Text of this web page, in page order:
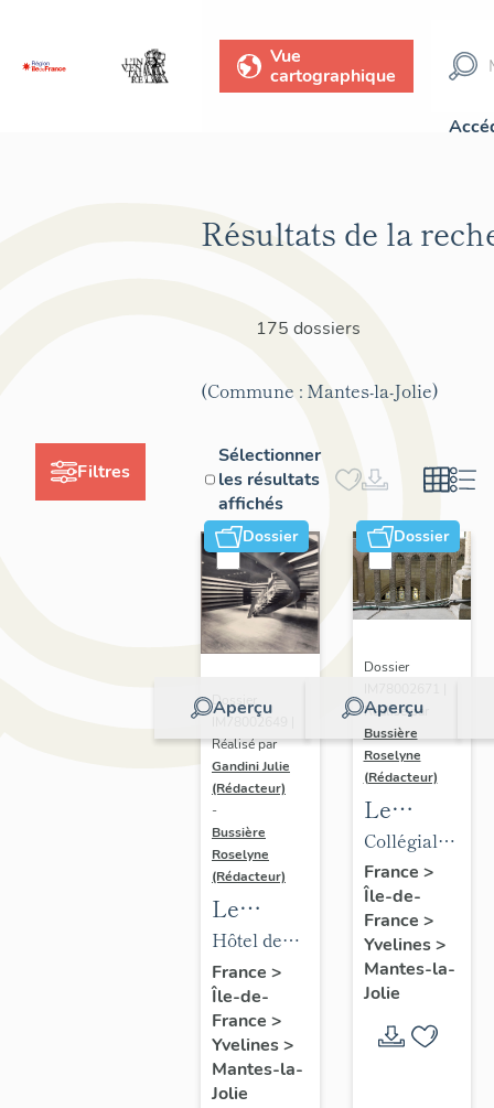
Vue
cartographique
Filtres
Résultats de la
175 dossiers
(Commune : Mantes-la-Jolie)
Sélectionner
les résultats
affichés
Dossier
Aperçu
Dossier
IM78002649 |
Réalisé par
Gandini Julie
(Rédacteur)
-
Bussière
Roselyne
(Rédacteur)
Le
mobilier
de l'hôtel
de ville
Hôtel de
ville
France >
Île-de-
France >
Yvelines>
Mantes-la-
Jolie
Dossier
Aperçu
Dossier
Réalisé par
Bussière
Roselyne
(Rédacteur)
Le
mobilier
de la
collégiale
Collégiale
Notre-
Dame
France >
Île-de-
France >
Yvelines>
Mantes-la-
Jolie